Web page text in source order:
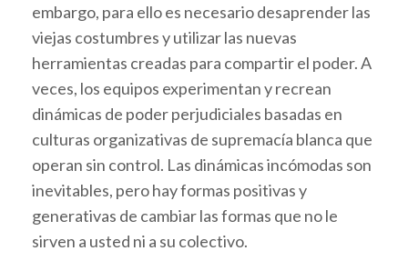
embargo, para ello es necesario desaprender las
viejas costumbres y utilizar las nuevas
herramientas creadas para compartir el poder. A
veces, los equipos experimentan y recrean
dinámicas de poder perjudiciales basadas en
culturas organizativas de supremacía blanca que
operan sin control. Las dinámicas incómodas son
inevitables, pero hay formas positivas y
generativas de cambiar las formas que no le
sirven a usted ni a su colectivo.